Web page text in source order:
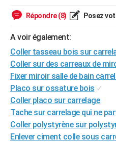
Répondre (8) Posez
A voir également:
Coller tasseau bois sur
Coller sur des carreaux de
Fixer miroir salle de bain
Placo sur ossature bois ✓
Coller placo sur carrelage
Tache sur carrelage qui ne
Coller polystyrène sur
Enlever ciment colle sous